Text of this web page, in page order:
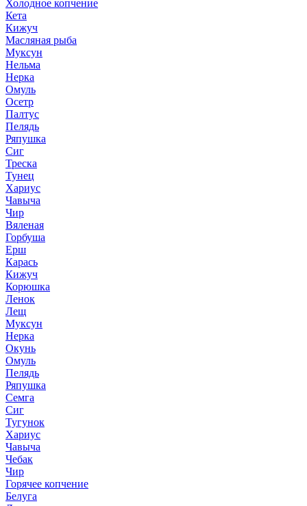
Холодное копчение
Кета
Кижуч
Масляная рыба
Муксун
Нельма
Нерка
Омуль
Осетр
Палтус
Пелядь
Ряпушка
Сиг
Треска
Тунец
Хариус
Чавыча
Чир
Вяленая
Горбуша
Ерш
Карась
Кижуч
Корюшка
Ленок
Лещ
Муксун
Нерка
Окунь
Омуль
Пелядь
Ряпушка
Семга
Сиг
Тугунок
Хариус
Чавыча
Чебак
Чир
Горячее копчение
Белуга